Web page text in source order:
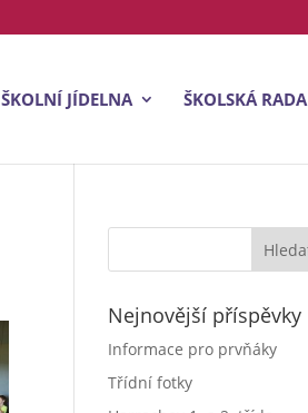
ŠKOLNÍ JÍDELNA ŠKOLSKÁ RADA
Nejnovější příspěvky
Informace pro prvňáky
Třídní fotky